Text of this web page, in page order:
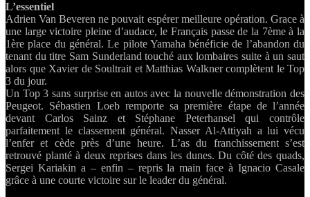
L’essentiel
Adrien Van Beveren ne pouvait espérer meilleure opération. Grace à
une large victoire pleine d’audace, le Français passe de la 7ème à la
1ère place du général. Le pilote Yamaha bénéficie de l’abandon du
tenant du titre Sam Sunderland touché aux lombaires suite à un saut
alors que Xavier de Soultrait et Matthias Walkner complètent le Top
3 du jour.
Un Top 3 sans surprise en autos avec la nouvelle démonstration des
Peugeot. Sébastien Loeb remporte sa première étape de l’année
devant Carlos Sainz et Stéphane Peterhansel qui contrôle
parfaitement le classement général. Nasser Al-Attiyah a lui vécu
l’enfer et cède près d’une heure. L’as du franchissement s’est
retrouvé planté à deux reprises dans les dunes. Du côté des quads,
Sergei Kariakin a – enfin – repris la main face à Ignacio Casale
grâce à une courte victoire sur le leader du général.